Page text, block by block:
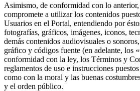
Asimismo, de conformidad con lo
compromete a utilizar los contenidos
Usuarios en el Portal, entendiendo por
fotografías, gráficos, imágenes, iconos,
demás contenidos audiovisuales o
gráfico y códigos fuente (en adelante, los
conformidad con la ley, los Términos y
reglamentos de uso e instrucciones
como con la moral y las buenas
y el orden público.